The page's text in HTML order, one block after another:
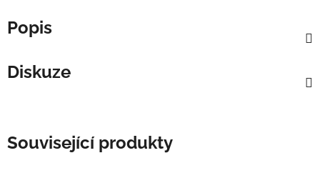
Popis
Diskuze
Související produkty